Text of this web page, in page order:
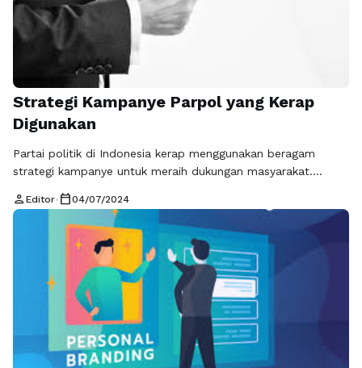
Strategi Kampanye Parpol yang Kerap
Digunakan
Partai politik di Indonesia kerap menggunakan beragam
strategi kampanye untuk meraih dukungan masyarakat.
mengandalkan strategi kampanye yang efektif. Berikut adalah
beberapa strategi kampanye parpol yang kerap digunakan.
#### 1. Kampanye Konvensional Strategi kampanye
konvensional masih menjadi pilihan utama bagi sebagian
besar partai politik. Kampanye konvensional meliputi
pemasangan spanduk, baliho, …
Baca Selengkapnya
person Editor• calendar_today04/07/2024